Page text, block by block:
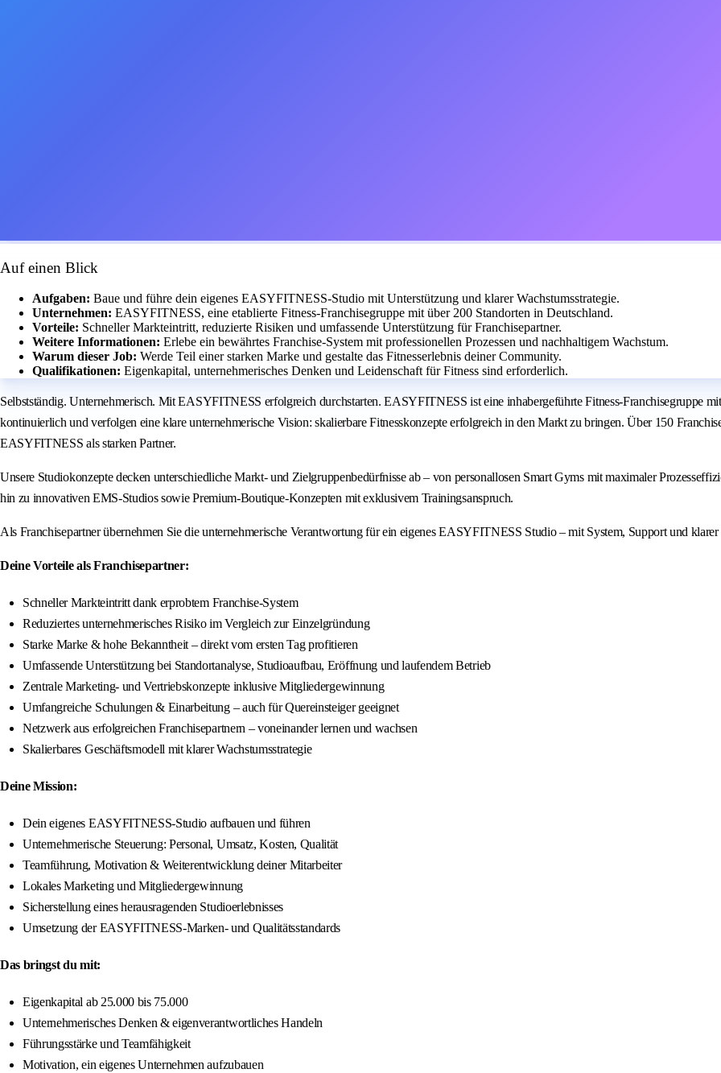
Auf einen Blick
Aufgaben: Baue und führe dein eigenes EASYFITNESS-Studio mit Unterstützung und klarer Wachstumsstrategie.
Unternehmen: EASYFITNESS, eine etablierte Fitness-Franchisegruppe mit über 200 Standorten in Deutschland.
Vorteile: Schneller Markteintritt, reduzierte Risiken und umfassende Unterstützung für Franchisepartner.
Weitere Informationen: Erlebe ein bewährtes Franchise-System mit professionellen Prozessen und nachhaltigem Wachstum.
Warum dieser Job: Werde Teil einer starken Marke und gestalte das Fitnesserlebnis deiner Community.
Qualifikationen: Eigenkapital, unternehmerisches Denken und Leidenschaft für Fitness sind erforderlich.
Selbstständig. Unternehmerisch. Mit EASYFITNESS erfolgreich durchstarten. EASYFITNESS ist eine inhabergeführte Fitness-Franchisegruppe
kontinuierlich und verfolgen eine klare unternehmerische Vision: skalierbare Fitnesskonzepte erfolgreich in den Markt zu bringen. Über 150
EASYFITNESS als starken Partner.
Unsere Studiokonzepte decken unterschiedliche Markt- und Zielgruppenbedürfnisse ab – von personallosen Smart Gyms mit maximaler
hin zu innovativen EMS-Studios sowie Premium-Boutique-Konzepten mit exklusivem Trainingsanspruch.
Als Franchisepartner übernehmen Sie die unternehmerische Verantwortung für ein eigenes EASYFITNESS Studio – mit System, Support und
Deine Vorteile als Franchisepartner:
Schneller Markteintritt dank erprobtem Franchise-System
Reduziertes unternehmerisches Risiko im Vergleich zur Einzelgründung
Starke Marke & hohe Bekanntheit – direkt vom ersten Tag profitieren
Umfassende Unterstützung bei Standortanalyse, Studioaufbau, Eröffnung und laufendem Betrieb
Zentrale Marketing- und Vertriebskonzepte inklusive Mitgliedergewinnung
Umfangreiche Schulungen & Einarbeitung – auch für Quereinsteiger geeignet
Netzwerk aus erfolgreichen Franchisepartnern – voneinander lernen und wachsen
Skalierbares Geschäftsmodell mit klarer Wachstumsstrategie
Deine Mission:
Dein eigenes EASYFITNESS-Studio aufbauen und führen
Unternehmerische Steuerung: Personal, Umsatz, Kosten, Qualität
Teamführung, Motivation & Weiterentwicklung deiner Mitarbeiter
Lokales Marketing und Mitgliedergewinnung
Sicherstellung eines herausragenden Studioerlebnisses
Umsetzung der EASYFITNESS-Marken- und Qualitätsstandards
Das bringst du mit:
Eigenkapital ab 25.000 bis 75.000
Unternehmerisches Denken & eigenverantwortliches Handeln
Führungsstärke und Teamfähigkeit
Motivation, ein eigenes Unternehmen aufzubauen